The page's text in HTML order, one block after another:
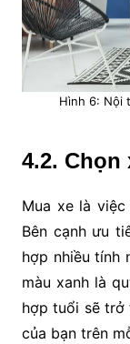
Hình 6: Nội
4.2. Chọn
Mua xe là
Bên cạnh ưu
hợp nhiều tính
màu xanh là
hợp tuổi sẽ trở
của bạn trên